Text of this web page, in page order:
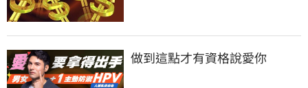
做到這點才有資格說愛你